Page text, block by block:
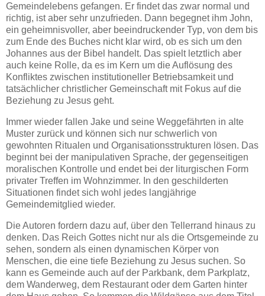
Gemeindelebens gefangen. Er findet das zwar normal und
richtig, ist aber sehr unzufrieden. Dann begegnet ihm John,
ein geheimnisvoller, aber beeindruckender Typ, von dem bis
zum Ende des Buches nicht klar wird, ob es sich um den
Johannes aus der Bibel handelt. Das spielt letztlich aber
auch keine Rolle, da es im Kern um die Auflösung des
Konfliktes zwischen institutioneller Betriebsamkeit und
tatsächlicher christlicher Gemeinschaft mit Fokus auf die
Beziehung zu Jesus geht.
Immer wieder fallen Jake und seine Weggefährten in alte
Muster zurück und können sich nur schwerlich von
gewohnten Ritualen und Organisationsstrukturen lösen. Das
beginnt bei der manipulativen Sprache, der gegenseitigen
moralischen Kontrolle und endet bei der liturgischen Form
privater Treffen im Wohnzimmer. In den geschilderten
Situationen findet sich wohl jedes langjährige
Gemeindemitglied wieder.
Die Autoren fordern dazu auf, über den Tellerrand hinaus zu
denken. Das Reich Gottes nicht nur als die Ortsgemeinde zu
sehen, sondern als einen dynamischen Körper von
Menschen, die eine tiefe Beziehung zu Jesus suchen. So
kann es Gemeinde auch auf der Parkbank, dem Parkplatz,
dem Wanderweg, dem Restaurant oder dem Garten hinter